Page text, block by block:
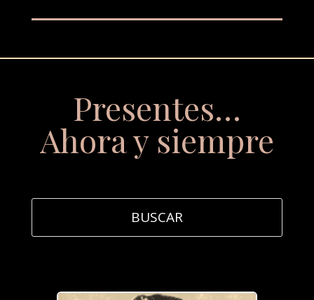
Presentes…
Ahora y siempre